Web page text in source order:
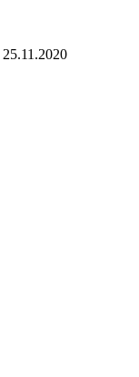
25.11.2020